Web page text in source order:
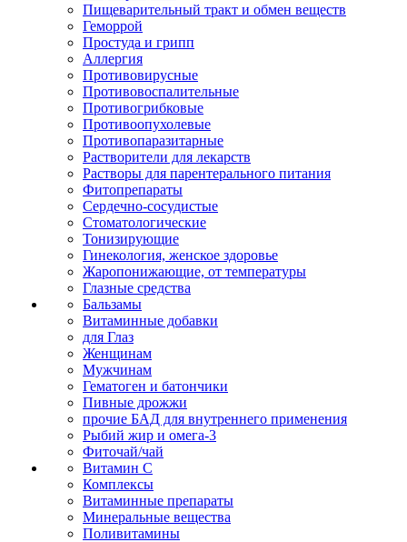
Пищеварительный тракт и обмен веществ
Геморрой
Простуда и грипп
Аллергия
Противовирусные
Противовоспалительные
Противогрибковые
Противоопухолевые
Противопаразитарные
Растворители для лекарств
Растворы для парентерального питания
Фитопрепараты
Сердечно-сосудистые
Стоматологические
Тонизирующие
Гинекология, женское здоровье
Жаропонижающие, от температуры
Глазные средства
Бальзамы
Витаминные добавки
для Глаз
Женщинам
Мужчинам
Гематоген и батончики
Пивные дрожжи
прочие БАД для внутреннего применения
Рыбий жир и омега-3
Фиточай/чай
Витамин С
Комплексы
Витаминные препараты
Минеральные вещества
Поливитамины